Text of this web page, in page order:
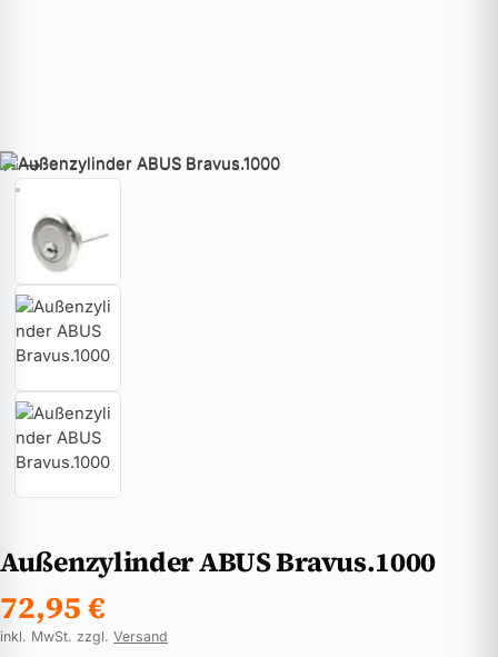
Außenzylinder ABUS Bravus.1000
72,95€
inkl. MwSt. zzgl. Versand